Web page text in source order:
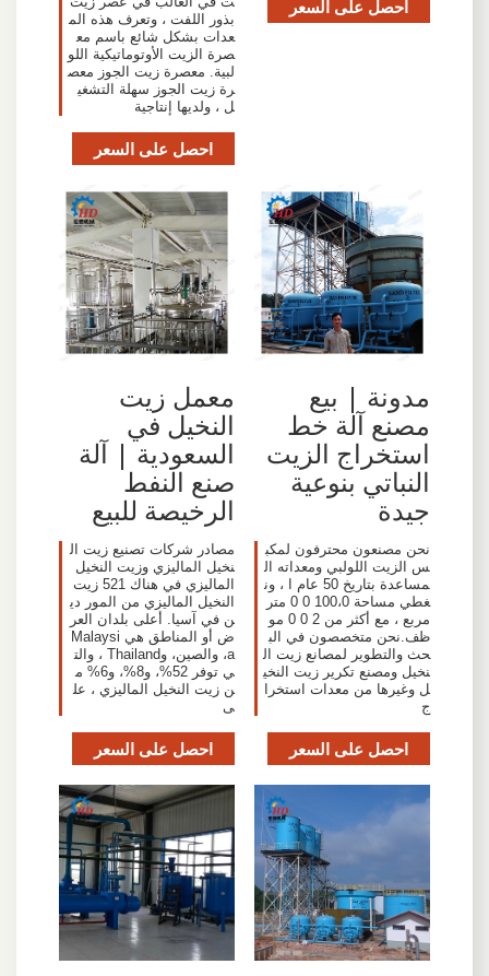
احصل على السعر
بذور اللفت ، وتعرف هذه الم
عدات بشكل شائع باسم مع
صرة الزيت الأوتوماتيكية اللو
لبية. معصرة زيت الجوز معص
رة زيت الجوز سهلة التشغي
ل ، ولديها إنتاجية
احصل على السعر
مدونة | بيع
مصنع آلة خط
استخراج الزيت
النباتي بنوعية
جيدة
نحن مصنعون محترفون لمكب
س الزيت اللولبي ومعداته ال
مساعدة بتاريخ 50 عام ا ، ون
غطي مساحة 100،0 0 0 متر
مربع ، مع أكثر من 2 0 0 مو
ظف.نحن متخصصون في الب
حث والتطوير لمصانع زيت ال
نخيل ومصنع تكرير زيت النخي
ل وغيرها من معدات استخرا
ج
احصل على السعر
معمل زيت
النخيل في
السعودية | آلة
صنع النفط
الرخيصة للبيع
مصادر شركات تصنيع زيت ال
نخيل الماليزي وزيت النخيل
الماليزي في هناك 521 زيت
النخيل الماليزي من المور دي
ن في آسيا. أعلى بلدان العر
ض أو المناطق هي Malaysi
a، والصين، وThailand ، والت
ي توفر 52%، و8%، و6% م
ن زيت النخيل الماليزي ، عل
ى
احصل على السعر